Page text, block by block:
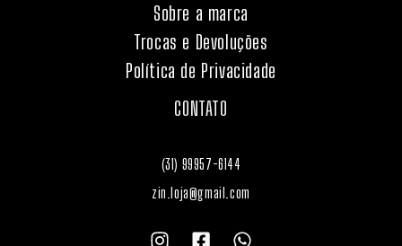
Sobre a marca
Trocas e Devoluções
Política de Privacidade
CONTATO
(31) 99957-6144
zin.loja@gmail.com